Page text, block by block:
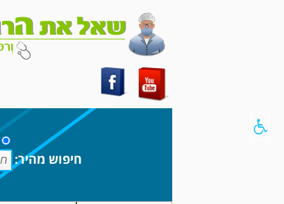
חיפוש מהיר: